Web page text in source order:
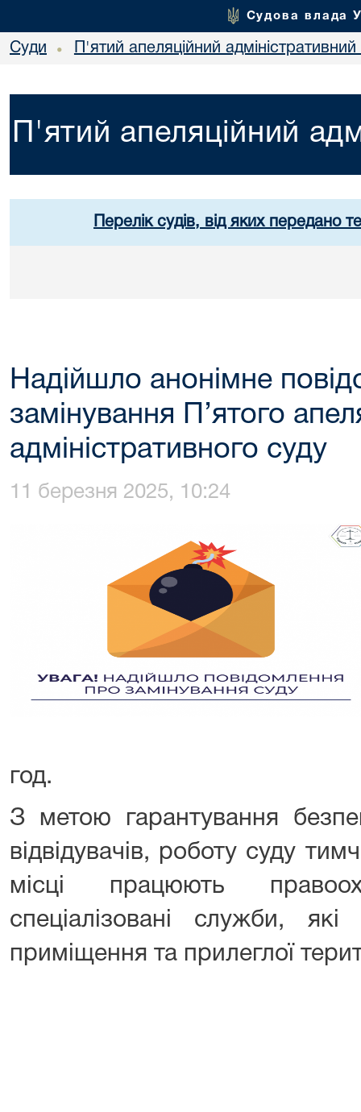
Судова влада
Суди • П'ятий апеляційний адміністративний
П'ятий апеляційний
Перелік судів, від яких передано
Надійшло анонімне
замінування П’ятого
адміністративного суду
11 березня 2025, 10:24
год.
З метою гарантування
відвідувачів, роботу суду
місці працюють
спеціалізовані служби,
приміщення та прилеглої